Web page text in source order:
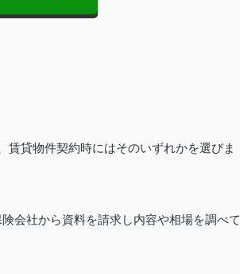
賃貸物件契約時にはそのいずれかを選びま
会社から資料を請求し内容や相場を調べて